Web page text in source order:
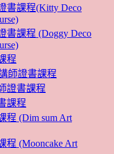
書課程(Kitty Deco
書課程 (Doggy Deco
程
師證書課程
證書課程
課程
程 (Dim sum Art
程 (Mooncake Art